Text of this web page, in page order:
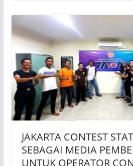
JAKARTA CONTEST
SEBAGAI MEDIA
UNTUK OPERATOR